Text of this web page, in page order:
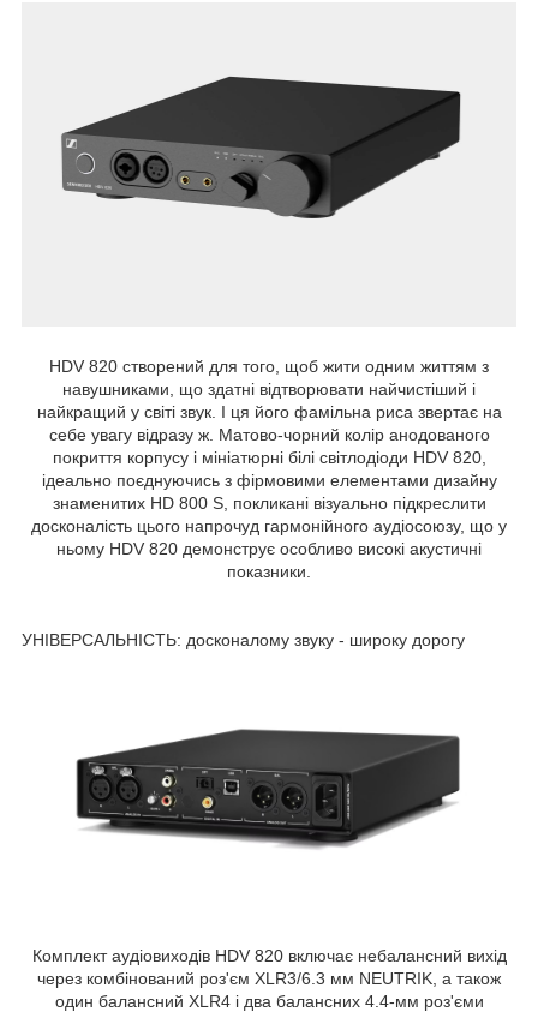
HDV 820 створений для того, щоб жити одним життям з
навушниками, що здатні відтворювати найчистіший і
найкращий у світі звук. І ця його фамільна риса звертає на
себе увагу відразу ж. Матово-чорний колір анодованого
покриття корпусу і мініатюрні білі світлодіоди HDV 820,
ідеально поєднуючись з фірмовими елементами дизайну
знаменитих HD 800 S, покликані візуально підкреслити
досконалість цього напрочуд гармонійного аудіосоюзу, що у
ньому HDV 820 демонструє особливо високі акустичні
показники.
УНІВЕРСАЛЬНІСТЬ: досконалому звуку - широку дорогу
Комплект аудіовиходів HDV 820 включає небалансний вихід
через комбінований роз'єм XLR3/6.3 мм NEUTRIK, а також
один балансний XLR4 і два балансних 4.4-мм роз'єми